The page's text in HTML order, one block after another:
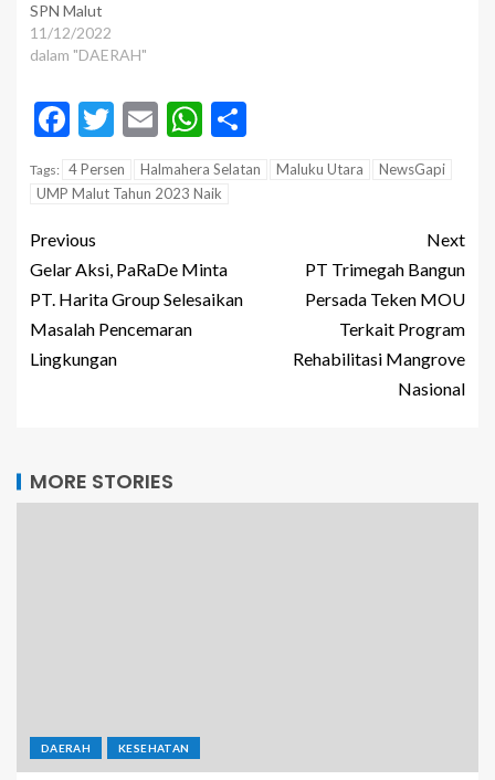
SPN Malut
11/12/2022
dalam "DAERAH"
Facebook
Twitter
EmailWhatsApp
Tags: 4 Persen Halmahera Selatan Maluku Utara
NewsGapi
UMP Malut Tahun 2023 Naik
Previous
Gelar Aksi, PaRaDe Minta
PT. Harita Group Selesaikan
Masalah Pencemaran
Lingkungan
Next
PT Trimegah Bangun
Persada Teken MOU
Terkait Program
Rehabilitasi Mangrove
Nasional
MORE STORIES
DAERAH KESEHATAN